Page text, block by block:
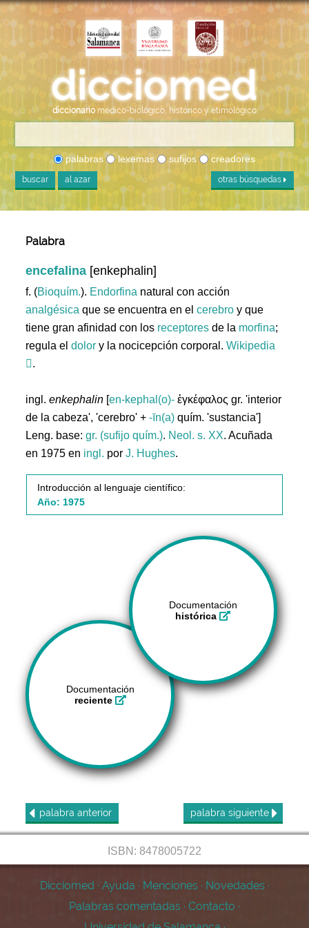
diccionario médico-biológico, histórico y etimológico
palabras lexemas sufijos creadores
buscar al azar otras búsquedas
Palabra
encefalina [enkephalin]
f. (Bioquím.). Endorfina natural con acción
analgésica que se encuentra en elcerebro y que
tiene gran afinidad con los receptores de la morfina;
regula eldolor y la nocicepción corporal.Wikipedia
.
ingl.enkephalin [en-kephal(o)- ἐγκέφαλος gr. 'interior
de la cabeza', 'cerebro' +-īn(a) quím. 'sustancia']
Leng. base:gr. (sufijo quím.). Neol. s. XX. Acuñada
en 1975 en ingl. porJ. Hughes.
Introducción al lenguaje científico:
Año: 1975
Documentación
histórica
Documentación
reciente
palabra anterior palabra siguiente
ISBN: 8478005722
Dicciomed · Ayuda · Menciones · Novedades ·
Palabras comentadas · Contacto ·